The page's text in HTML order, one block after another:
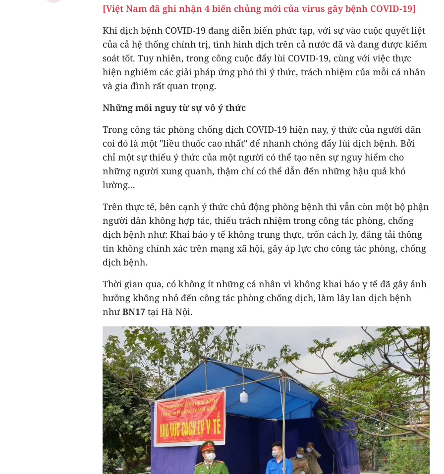
[Việt Nam đã ghi nhận 4 biến chủng mới của virus gây bệnh COVID-19]
Khi dịch bệnh COVID-19 đang diễn biến phức tạp, với sự vào cuộc quyết liệt
của cả hệ thống chính trị, tình hình dịch trên cả nước đã và đang được kiểm
soát tốt. Tuy nhiên, trong công cuộc đẩy lùi COVID-19, cùng với việc thực
hiện nghiêm các giải pháp ứng phó thì ý thức, trách nhiệm của mỗi cá nhân
và gia đình rất quan trọng.
Những mối nguy từ sự vô ý thức
Trong công tác phòng chống dịch COVID-19 hiện nay, ý thức của người dân
coi đó là một "liều thuốc cao nhất" để nhanh chóng đẩy lùi dịch bệnh. Bởi
chỉ một sự thiếu ý thức của một người có thể tạo nên sự nguy hiểm cho
những người xung quanh, thậm chí có thể dẫn đến những hậu quả khó
lường...
Trên thực tế, bên cạnh ý thức chủ động phòng bệnh thì vẫn còn một bộ phận
người dân không hợp tác, thiếu trách nhiệm trong công tác phòng, chống
dịch bệnh như: Khai báo y tế không trung thực, trốn cách ly, đăng tải thông
tin không chính xác trên mạng xã hội, gây áp lực cho công tác phòng, chống
dịch bệnh.
Thời gian qua, có không ít những cá nhân vì không khai báo y tế đã gây ảnh
hưởng không nhỏ đến công tác phòng chống dịch, làm lây lan dịch bệnh
nhưBN17 tại Hà Nội.